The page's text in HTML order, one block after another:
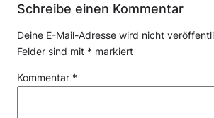
Schreibe einen Kommentar
Deine E-Mail-Adresse wird nicht
Felder sind mit * markiert
Kommentar *